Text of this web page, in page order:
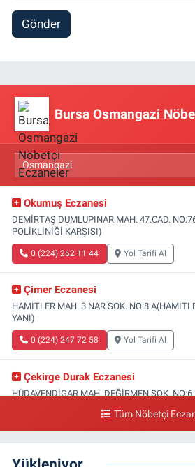
Gönder
Bursa Osmangazi
Okumuş Eczanesi
DEMİRTAŞ DUMLUPINAR MAH. 47.CAD.
POLİKLİNİĞİ KARŞISI)
0 (224) 262 11 44 Yol Tarifi Al
Çimer Eczanesi
HAMİTLER MAH. 3.NAR SOK. NO:8
YANI)
0 (224) 247 72 58 Yol Tarifi Al
Çekirge Durak Eczanesi
HÜDAVENDİGAR MAH. DEĞİRMEN SOK. NO:6
Engin Eczanesi
Tüm Nöbetçi
Yükleniyor...